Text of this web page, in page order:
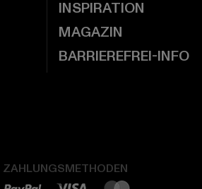
INSPIRATION
MAGAZIN
BARRIEREFREI-INFO
ZAHLUNGSMETHODEN